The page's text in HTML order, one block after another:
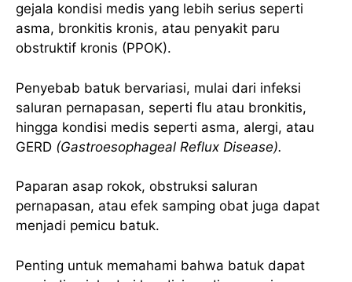
gejala kondisi medis yang lebih serius seperti
asma, bronkitis kronis, atau penyakit paru
obstruktif kronis (PPOK).
Penyebab batuk bervariasi, mulai dari infeksi
saluran pernapasan, seperti flu atau bronkitis,
hingga kondisi medis seperti asma, alergi, atau
GERD (Gastroesophageal Reflux Disease).
Paparan asap rokok, obstruksi saluran
pernapasan, atau efek samping obat juga dapat
menjadi pemicu batuk.
Penting untuk memahami bahwa batuk dapat